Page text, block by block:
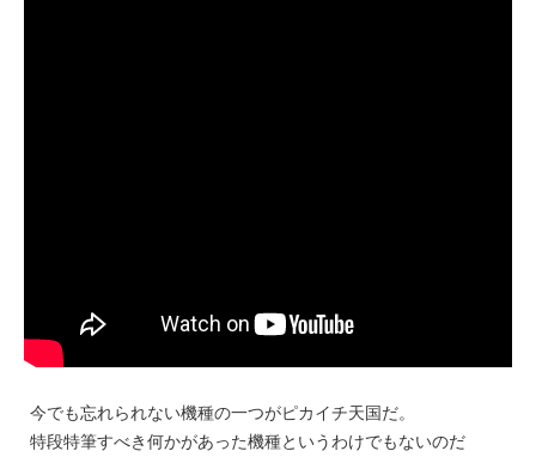
今でも忘れられない機種の一つがピカイチ天国だ。
特段特筆すべき何かがあった機種というわけでもないのだ